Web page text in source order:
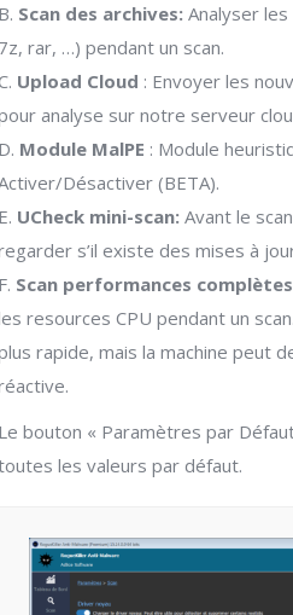
B. Scan des archives: Analyser
7z, rar, …) pendant un scan.
Upload Cloud : Envoyer les
analyse sur notre serveur
D. Module MalPE : Module
Désactiver (BETA).
E. UCheck mini-scan: Avant le
s’il existe des mises à
F. Scan performances
resources CPU pendant un
rapide, mais la machine peut
Le bouton « Paramètres par
les valeurs par défaut.